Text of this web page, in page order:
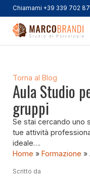
Chiamami +39 339 702
Aula Studio
gruppi
Se stai cercando uno
tue attività
ideale….
Home » Formazione »
Scritto da
Torna al Blog